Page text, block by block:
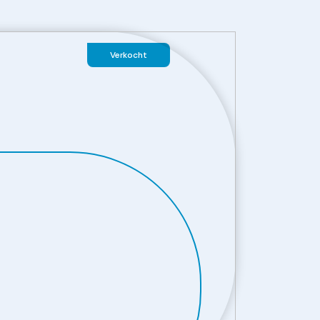
Verkocht